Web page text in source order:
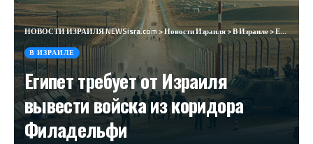
НОВОСТИ ИЗРАИЛЯ NEWSisra.com>Новости Израиля>В Израиле>Египет требует от Израиля вывести войска из коридора Филадельфи
В ИЗРАИЛЕ
Египет требует от Израиля
вывести войска из коридора
Филадельфи